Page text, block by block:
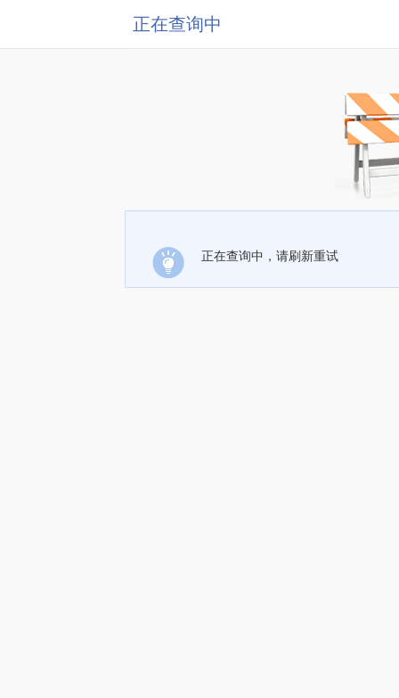
正在查询中
正在查询中，请刷新重试